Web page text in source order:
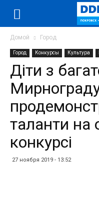
Домой Город
Город Конкурсы Культура
Діти з
таланти на
конкурсі
27 ноября 2019 - 13:52